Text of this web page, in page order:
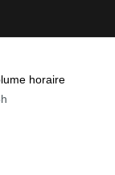
horaire